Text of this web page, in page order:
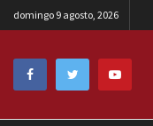
domingo 9 agosto, 2026